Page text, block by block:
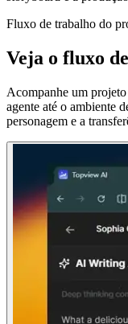
Fluxo de trabalho do
Veja o fluxo
Acompanhe um
agente até o ambiente
personagem e a